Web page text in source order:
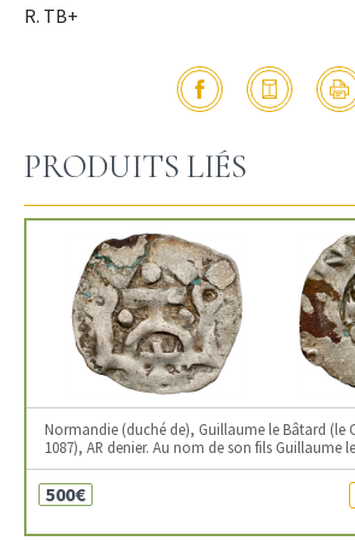
R. TB+
PRODUITS LIÉS
Normandie (duché de), Guillaume le Bâtard (le
1087), AR denier. Au nom de son fils Guillaume
500€